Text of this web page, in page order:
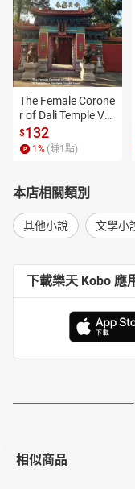
（Lancashire Post）
「極度戰慄！」──《
「必須一讀！」──英
「懸疑、殘酷，筆鋒帶
程中會忍不住四下張望
Books Mysteries書評
「獨特的敘事，交融出
滲入骨頭的恐懼感讓人
「充滿張力且澈底吸住
「囊括犯罪小說所有迷
國犯罪小說作家協會匕
「作者的文字宛如身歷
「深入骨髓的殘酷中隱
令人驚豔的首部曲！」
獎得主、犯罪小說家）
家）
「放不下來的一本書。
The Female Corone
r of Dali Temple Vo
l.6【有聲書】
$132
1 % (賺1 點)
本店相關類別
其他小說 文學小
下載樂天 Kobo 應
相似商品